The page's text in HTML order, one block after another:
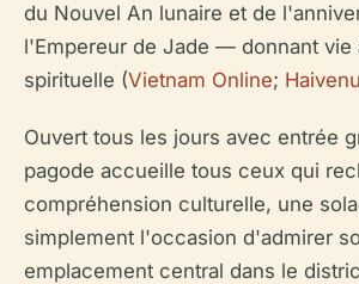
du Nouvel An lunaire et de
l'Empereur de Jade — donnant vie
spirituelle (Vietnam Online;
Ouvert tous les jours avec entrée
pagode accueille tous ceux qui
compréhension culturelle, une
simplement l'occasion d'admirer
emplacement central dans le